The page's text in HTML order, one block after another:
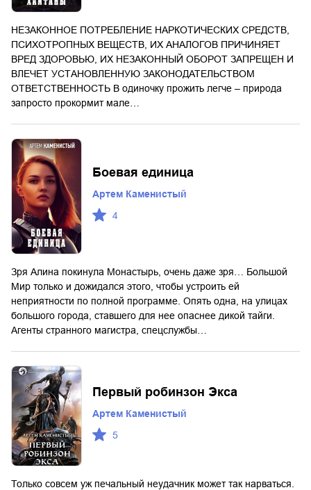
НЕЗАКОННОЕ ПОТРЕБЛЕНИЕ НАРКОТИЧЕСКИХ СРЕДСТВ,
ПСИХОТРОПНЫХ ВЕЩЕСТВ, ИХ АНАЛОГОВ ПРИЧИНЯЕТ
ВРЕД ЗДОРОВЬЮ, ИХ НЕЗАКОННЫЙ ОБОРОТ ЗАПРЕЩЕН И
ВЛЕЧЕТ УСТАНОВЛЕННУЮ ЗАКОНОДАТЕЛЬСТВОМ
ОТВЕТСТВЕННОСТЬ В одиночку прожить легче – природа
запросто прокормит мале…
Боевая единица
Артем Каменистый
4
Зря Алина покинула Монастырь, очень даже зря… Большой
Мир только и дожидался этого, чтобы устроить ей
неприятности по полной программе. Опять одна, на улицах
большого города, ставшего для нее опаснее дикой тайги.
Агенты странного магистра, спецслужбы…
Первый робинзон Экса
Артем Каменистый
5
Только совсем уж печальный неудачник может так нарваться.